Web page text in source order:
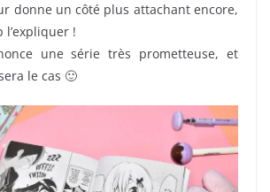
donne un côté plus attachant encore,
!
une série très prometteuse, et
le cas 🙂